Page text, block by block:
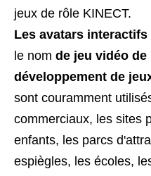
jeux de rôle KINECT.
Les avatars interactifs
le nom de jeu vidéo
développement de
sont couramment
commerciaux, les sites
enfants, les parcs
espiègles, les écoles,